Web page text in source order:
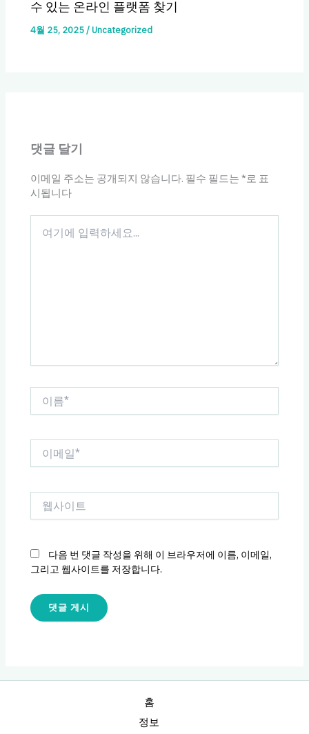
수 있는 온라인 플랫폼 찾기
4월 25, 2025/Uncategorized
댓글 달기
이메일 주소는 공개되지 않습니다. 필수 필드는*로 표
시됩니다
다음 번 댓글 작성을 위해 이 브라우저에 이름, 이메일,
그리고 웹사이트를 저장합니다.
홈
정보